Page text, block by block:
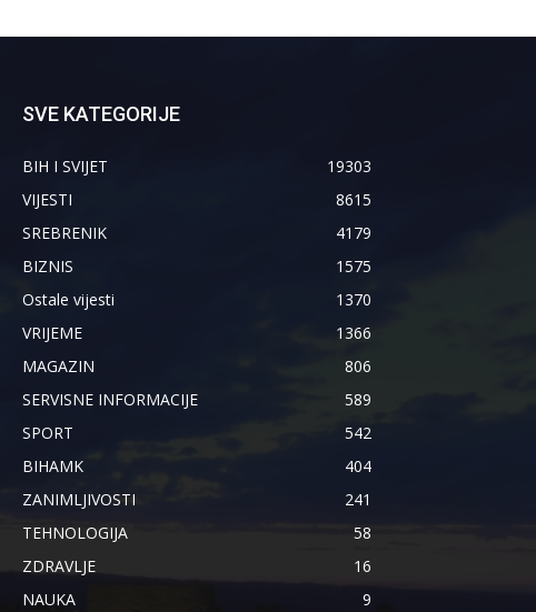
SVE KATEGORIJE
BIH I SVIJET
19303
VIJESTI
8615
SREBRENIK
4179
BIZNIS
1575
Ostale vijesti
1370
VRIJEME
1366
MAGAZIN
806
SERVISNE INFORMACIJE
589
SPORT
542
BIHAMK
404
ZANIMLJIVOSTI
241
TEHNOLOGIJA
58
ZDRAVLJE
16
NAUKA
9